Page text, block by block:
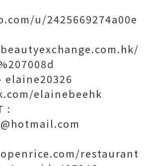
u/2425669274a00e
elaine20326
elainebeehk
:
restaurant